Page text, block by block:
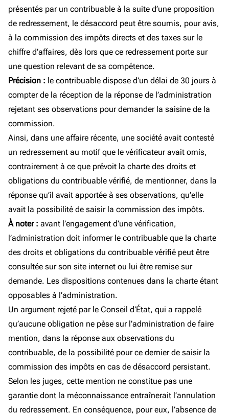
présentés par un contribuable à la suite d’une proposition
de redressement, le désaccord peut être soumis, pour avis,
à la commission des impôts directs et des taxes sur le
chiffre d’affaires, dès lors que ce redressement porte sur
une question relevant de sa compétence.
Précision : le contribuable dispose d’un délai de 30 jours à
compter de la réception de la réponse de l’administration
rejetant ses observations pour demander la saisine de la
commission.
Ainsi, dans une affaire récente, une société avait contesté
un redressement au motif que le vérificateur avait omis,
contrairement à ce que prévoit la charte des droits et
obligations du contribuable vérifié, de mentionner, dans la
réponse qu’il avait apportée à ses observations, qu’elle
avait la possibilité de saisir la commission des impôts.
À noter : avant l’engagement d’une vérification,
l’administration doit informer le contribuable que la charte
des droits et obligations du contribuable vérifié peut être
consultée sur son site internet ou lui être remise sur
demande. Les dispositions contenues dans la charte étant
opposables à l’administration.
Un argument rejeté par le Conseil d’État, qui a rappelé
qu’aucune obligation ne pèse sur l’administration de faire
mention, dans la réponse aux observations du
contribuable, de la possibilité pour ce dernier de saisir la
commission des impôts en cas de désaccord persistant.
Selon les juges, cette mention ne constitue pas une
garantie dont la méconnaissance entraînerait l’annulation
du redressement. En conséquence, pour eux, l’absence de